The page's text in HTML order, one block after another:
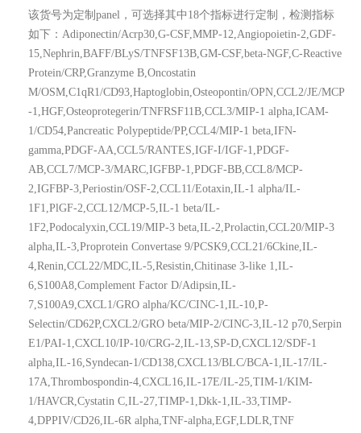
该货号为定制panel，可选择其中18个指标进行定制，检测指标
如下：Adiponectin/Acrp30,G-CSF,MMP-12,Angiopoietin-2,GDF-
15,Nephrin,BAFF/BLyS/TNFSF13B,GM-CSF,beta-NGF,C-Reactive
Protein/CRP,Granzyme B,Oncostatin
M/OSM,C1qR1/CD93,Haptoglobin,Osteopontin/OPN,CCL2/JE/MCP
-1,HGF,Osteoprotegerin/TNFRSF11B,CCL3/MIP-1 alpha,ICAM-
1/CD54,Pancreatic Polypeptide/PP,CCL4/MIP-1 beta,IFN-
gamma,PDGF-AA,CCL5/RANTES,IGF-I/IGF-1,PDGF-
AB,CCL7/MCP-3/MARC,IGFBP-1,PDGF-BB,CCL8/MCP-
2,IGFBP-3,Periostin/OSF-2,CCL11/Eotaxin,IL-1 alpha/IL-
1F1,PlGF-2,CCL12/MCP-5,IL-1 beta/IL-
1F2,Podocalyxin,CCL19/MIP-3 beta,IL-2,Prolactin,CCL20/MIP-3
alpha,IL-3,Proprotein Convertase 9/PCSK9,CCL21/6Ckine,IL-
4,Renin,CCL22/MDC,IL-5,Resistin,Chitinase 3-like 1,IL-
6,S100A8,Complement Factor D/Adipsin,IL-
7,S100A9,CXCL1/GRO alpha/KC/CINC-1,IL-10,P-
Selectin/CD62P,CXCL2/GRO beta/MIP-2/CINC-3,IL-12 p70,Serpin
E1/PAI-1,CXCL10/IP-10/CRG-2,IL-13,SP-D,CXCL12/SDF-1
alpha,IL-16,Syndecan-1/CD138,CXCL13/BLC/BCA-1,IL-17/IL-
17A,Thrombospondin-4,CXCL16,IL-17E/IL-25,TIM-1/KIM-
1/HAVCR,Cystatin C,IL-27,TIMP-1,Dkk-1,IL-33,TIMP-
4,DPPIV/CD26,IL-6R alpha,TNF-alpha,EGF,LDLR,TNF